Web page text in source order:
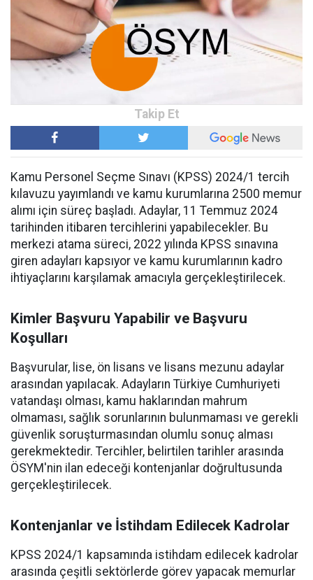
Kamu Personel Seçme Sınavı (KPSS) 2024/1 tercih
kılavuzu yayımlandı ve kamu kurumlarına 2500 memur
alımı için süreç başladı. Adaylar, 11 Temmuz 2024
tarihinden itibaren tercihlerini yapabilecekler. Bu
merkezi atama süreci, 2022 yılında KPSS sınavına
giren adayları kapsıyor ve kamu kurumlarının kadro
ihtiyaçlarını karşılamak amacıyla gerçekleştirilecek.
Kimler Başvuru Yapabilir ve Başvuru
Koşulları
Başvurular, lise, ön lisans ve lisans mezunu adaylar
arasından yapılacak. Adayların Türkiye Cumhuriyeti
vatandaşı olması, kamu haklarından mahrum
olmaması, sağlık sorunlarının bulunmaması ve gerekli
güvenlik soruşturmasından olumlu sonuç alması
gerekmektedir. Tercihler, belirtilen tarihler arasında
ÖSYM'nin ilan edeceği kontenjanlar doğrultusunda
gerçekleştirilecek.
Kontenjanlar ve İstihdam Edilecek Kadrolar
KPSS 2024/1 kapsamında istihdam edilecek kadrolar
arasında çeşitli sektörlerde görev yapacak memurlar